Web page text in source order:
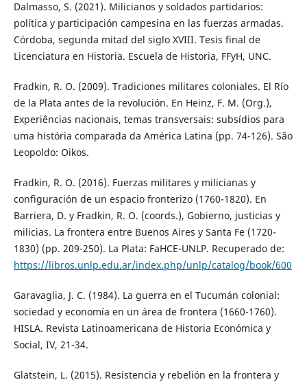
Dalmasso, S. (2021). Milicianos y soldados partidarios:
política y participación campesina en las fuerzas armadas.
Córdoba, segunda mitad del siglo XVIII. Tesis final de
Licenciatura en Historia. Escuela de Historia, FFyH, UNC.
Fradkin, R. O. (2009). Tradiciones militares coloniales. El Río
de la Plata antes de la revolución. En Heinz, F. M. (Org.),
Experiências nacionais, temas transversais: subsídios para
uma história comparada da América Latina (pp. 74-126). São
Leopoldo: Oikos.
Fradkin, R. O. (2016). Fuerzas militares y milicianas y
configuración de un espacio fronterizo (1760-1820). En
Barriera, D. y Fradkin, R. O. (coords.), Gobierno, justicias y
milicias. La frontera entre Buenos Aires y Santa Fe (1720-
1830) (pp. 209-250). La Plata: FaHCE-UNLP. Recuperado de:
https://libros.unlp.edu.ar/index.php/unlp/catalog/book/600
Garavaglia, J. C. (1984). La guerra en el Tucumán colonial:
sociedad y economía en un área de frontera (1660-1760).
HISLA. Revista Latinoamericana de Historia Económica y
Social, IV, 21-34.
Glatstein, L. (2015). Resistencia y rebelión en la frontera y